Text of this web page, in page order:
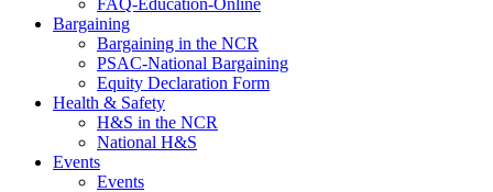
Bargaining
Bargaining in the NCR
PSAC-National Bargaining
Equity Declaration Form
Health & Safety
H&S in the NCR
National H&S
Events
Events